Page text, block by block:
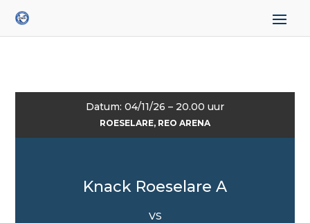
Datum: 04/11/26 – 20.00 uur
ROESELARE, REO ARENA
Knack Roeselare A
VS